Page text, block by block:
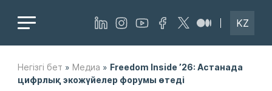
KZ
Негізгі бет » Медиа » Freedom Inside ’26: Астанада
цифрлық экожүйелер форумы өтеді